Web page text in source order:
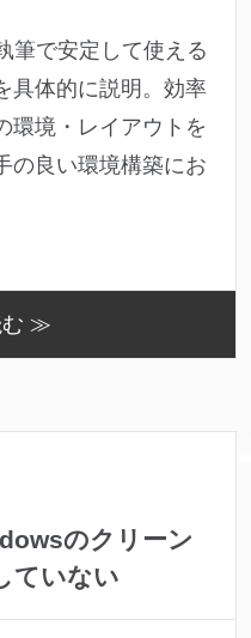
筆で安定して使える
具体的に説明。効率
環境・レイアウトを
の良い環境構築にお
む ≫
のクリーン
ていない